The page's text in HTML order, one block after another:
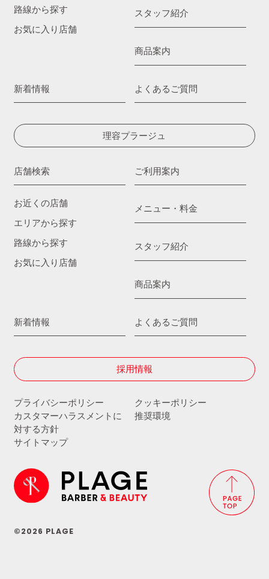
路線から探す
お気に入り店舗
スタッフ紹介
商品案内
新着情報 よくあるご質問
理容プラージュ
店舗検索
お近くの店舗
エリアから探す
路線から探す
お気に入り店舗
ご利用案内
メニュー・料金
スタッフ紹介
商品案内
新着情報 よくあるご質問
採用情報
プライバシーポリシー
クッキーポリシー
カスタマーハラスメントに
対する方針
推奨環境
サイトマップ
©2026 PLAGE